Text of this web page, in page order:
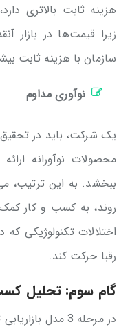
هزینه ثابت بالاتری
زیرا قیمت‌ها در بازار
سازمان با هزینه ثابت
نوآوری مداوم
یک شرکت، باید در تحقیق
محصولات نوآورانه
ببخشد. به این ترتیب،
روند، به کسب و کار کمک
اختلالات تکنولوژیکی
رقبا حرکت کند.
گام سوم: تحلیل